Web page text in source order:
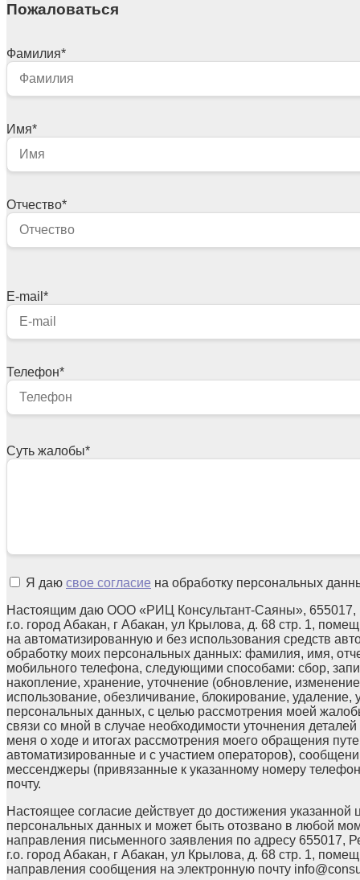
Пожаловаться
Фамилия*
Имя*
Отчество*
E-mail *
Телефон*
Суть жалобы*
Я даю свое согласие на обработку персональных
Настоящим даю ООО «РИЦ Консультант-Саяны», 655017,
г.о. город Абакан, г Абакан, ул Крылова, д. 68 стр. 1,
на автоматизированную и без использования средств
обработку моих персональных данных: фамилия, имя,
мобильного телефона, следующими способами: сбор,
накопление, хранение, уточнение (обновление,
использование, обезличивание, блокирование, удаление,
персональных данных, с целью рассмотрения моей
связи со мной в случае необходимости уточнения
меня о ходе и итогах рассмотрения моего обращения
автоматизированные и с участием операторов),
мессенджеры (привязанные к указанному номеру
почту.
Настоящее согласие действует до достижения указанной
персональных данных и может быть отозвано в любой
направления письменного заявления по адресу 655017,
г.о. город Абакан, г Абакан, ул Крылова, д. 68 стр. 1,
направления сообщения на электронную почту